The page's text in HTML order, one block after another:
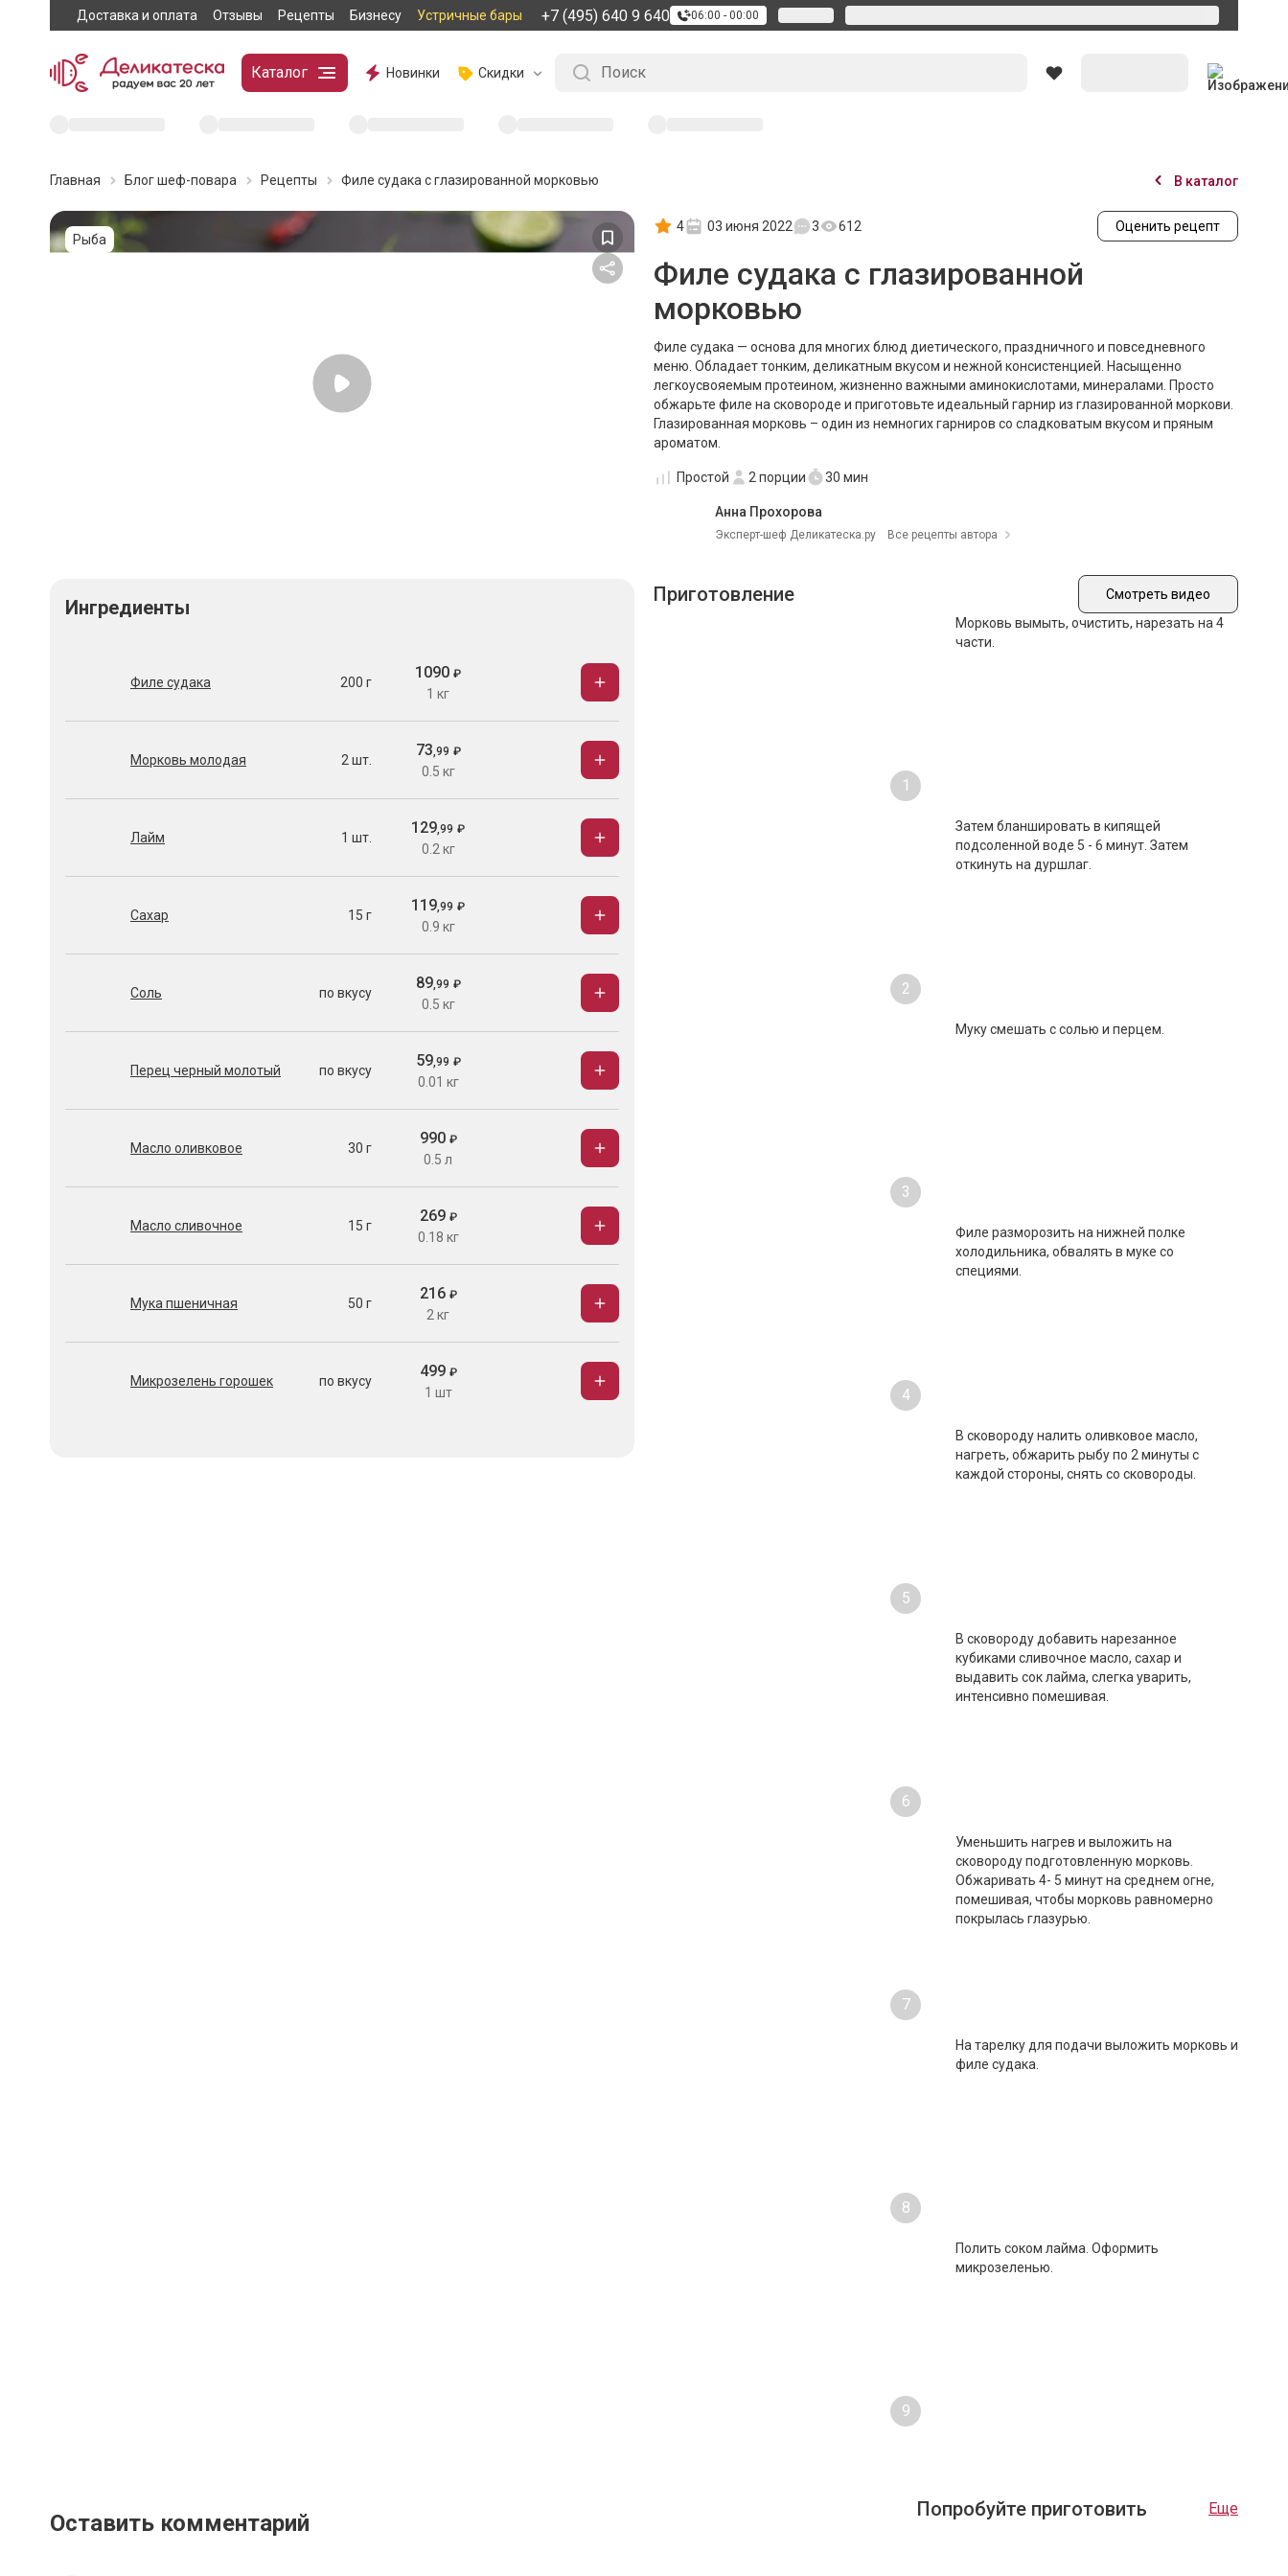
Доставка и оплата Отзывы Рецепты Бизнесу Устричные бары +7 (495) 640 9 640 06:00 - 00:00
Каталог Новинки Скидки
Главная Блог шеф-повара Рецепты Филе судака с глазированной морковью В каталог
Рыба
Ингредиенты
Филе судака 200 г
1090 ₽
1 кг
Морковь молодая 2 шт.
73,99 ₽
0.5 кг
Лайм 1 шт.
129,99 ₽
0.2 кг
Сахар 15 г
119,99 ₽
0.9 кг
Соль по вкусу
89,99 ₽
0.5 кг
Перец черный молотый по вкусу
59,99 ₽
0.01 кг
Масло оливковое 30 г
990 ₽
0.5 л
Масло сливочное 15 г
269 ₽
0.18 кг
Мука пшеничная 50 г
216 ₽
2 кг
Микрозелень горошек по вкусу
499 ₽
1 шт
4 03 июня 2022 3 612 Оценить рецепт
Филе судака с глазированной
морковью
Филе судака — основа для многих блюд диетического, праздничного и повседневного
меню. Обладает тонким, деликатным вкусом и нежной консистенцией. Насыщенно
легкоусвояемым протеином, жизненно важными аминокислотами, минералами. Просто
обжарьте филе на сковороде и приготовьте идеальный гарнир из глазированной моркови.
Глазированная морковь – один из немногих гарниров со сладковатым вкусом и пряным
ароматом.
Простой 2порции 30 мин
Анна Прохорова
Эксперт-шеф Деликатеска.ру Все рецепты автора
Приготовление Смотреть видео
1
Морковь вымыть, очистить, нарезать на 4
части.
2
Затем бланшировать в кипящей
подсоленной воде 5 - 6 минут. Затем
откинуть на дуршлаг.
3
Муку смешать с солью и перцем.
4
Филе разморозить на нижней полке
холодильника, обвалять в муке со
специями.
5
В сковороду налить оливковое масло,
нагреть, обжарить рыбу по 2 минуты с
каждой стороны, снять со сковороды.
6
В сковороду добавить нарезанное
кубиками сливочное масло, сахар и
выдавить сок лайма, слегка уварить,
интенсивно помешивая.
7
Уменьшить нагрев и выложить на
сковороду подготовленную морковь.
Обжаривать 4- 5 минут на среднем огне,
помешивая, чтобы морковь равномерно
покрылась глазурью.
8
На тарелку для подачи выложить морковь и
филе судака.
9
Полить соком лайма. Оформить
микрозеленью.
Оставить комментарий
Попробуйте приготовить Еще